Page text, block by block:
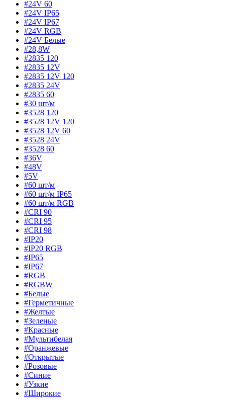
#24V 60
#24V IP65
#24V IP67
#24V RGB
#24V Белые
#28,8W
#2835 120
#2835 12V
#2835 12V 120
#2835 24V
#2835 60
#30 шт/м
#3528 120
#3528 12V 120
#3528 12V 60
#3528 24V
#3528 60
#36V
#48V
#5V
#60 шт/м
#60 шт/м IP65
#60 шт/м RGB
#CRI 90
#CRI 95
#CRI 98
#IP20
#IP20 RGB
#IP65
#IP67
#RGB
#RGBW
#Белые
#Герметичные
#Желтые
#Зеленые
#Красные
#Мультибелая
#Оранжевые
#Открытые
#Розовые
#Синие
#Узкие
#Широкие